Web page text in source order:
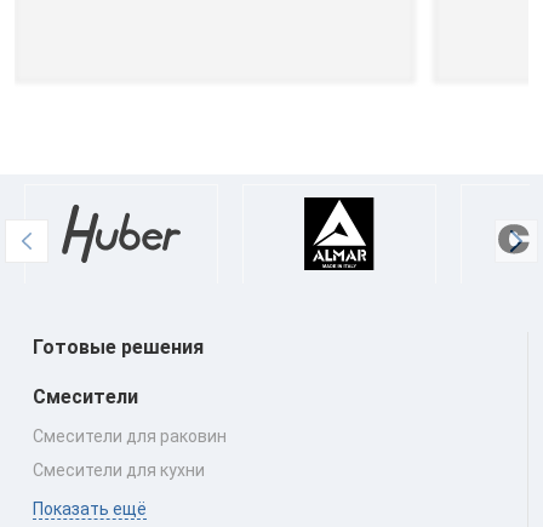
Готовые решения
Смесители
Смесители для раковин
Смесители для кухни
Показать ещё